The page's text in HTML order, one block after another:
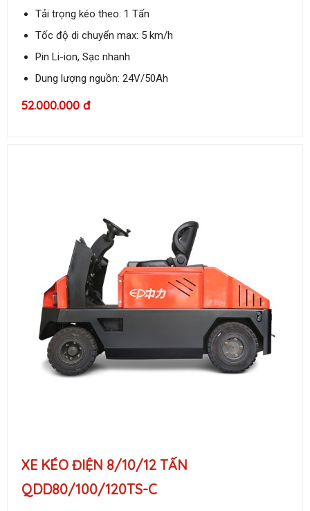
Tải trọng kéo theo: 1 Tấn
Tốc độ di chuyển max: 5 km/h
Pin Li-ion, Sạc nhanh
Dung lượng nguồn: 24V/50Ah
52.000.000 đ
XE KÉO ĐIỆN 8/10/12 TẤN
QDD80/100/120TS-C